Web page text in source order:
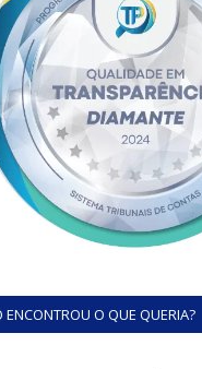
ENCONTROU O QUE QUERIA?